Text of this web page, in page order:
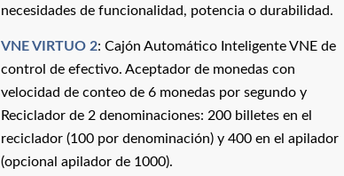
necesidades de funcionalidad, potencia o durabilidad.
VNEVIRTUO 2: Cajón Automático Inteligente VNE de
control de efectivo. Aceptador de monedas con
velocidad de conteo de 6 monedas por segundo y
Reciclador de 2 denominaciones: 200 billetes en el
reciclador (100 por denominación) y 400 en el apilador
(opcional apilador de 1000).